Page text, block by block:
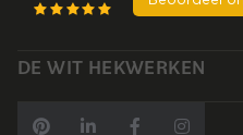
DE WIT HEKWERKEN